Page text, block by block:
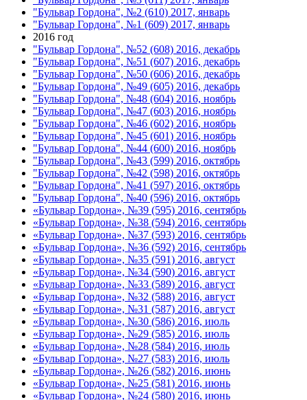
"Бульвар Гордона", №2 (610) 2017, январь
"Бульвар Гордона", №1 (609) 2017, январь
2016 год
"Бульвар Гордона", №52 (608) 2016, декабрь
"Бульвар Гордона", №51 (607) 2016, декабрь
"Бульвар Гордона", №50 (606) 2016, декабрь
"Бульвар Гордона", №49 (605) 2016, декабрь
"Бульвар Гордона", №48 (604) 2016, ноябрь
"Бульвар Гордона", №47 (603) 2016, ноябрь
"Бульвар Гордона", №46 (602) 2016, ноябрь
"Бульвар Гордона", №45 (601) 2016, ноябрь
"Бульвар Гордона", №44 (600) 2016, ноябрь
"Бульвар Гордона", №43 (599) 2016, октябрь
"Бульвар Гордона", №42 (598) 2016, октябрь
"Бульвар Гордона", №41 (597) 2016, октябрь
"Бульвар Гордона", №40 (596) 2016, октябрь
«Бульвар Гордона», №39 (595) 2016, сентябрь
«Бульвар Гордона», №38 (594) 2016, сентябрь
«Бульвар Гордона», №37 (593) 2016, сентябрь
«Бульвар Гордона», №36 (592) 2016, сентябрь
«Бульвар Гордона», №35 (591) 2016, август
«Бульвар Гордона», №34 (590) 2016, август
«Бульвар Гордона», №33 (589) 2016, август
«Бульвар Гордона», №32 (588) 2016, август
«Бульвар Гордона», №31 (587) 2016, август
«Бульвар Гордона», №30 (586) 2016, июль
«Бульвар Гордона», №29 (585) 2016, июль
«Бульвар Гордона», №28 (584) 2016, июль
«Бульвар Гордона», №27 (583) 2016, июль
«Бульвар Гордона», №26 (582) 2016, июнь
«Бульвар Гордона», №25 (581) 2016, июнь
«Бульвар Гордона», №24 (580) 2016, июнь